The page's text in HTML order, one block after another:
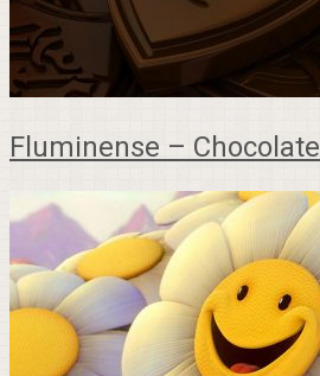
Fluminense – Chocolate